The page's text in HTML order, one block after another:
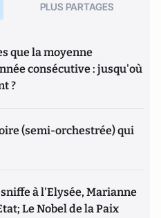
PLUS PARTAGES
que la moyenne
consécutive : jusqu'où
?
(semi-orchestrée) qui
à l'Elysée, Marianne
Le Nobel de la Paix